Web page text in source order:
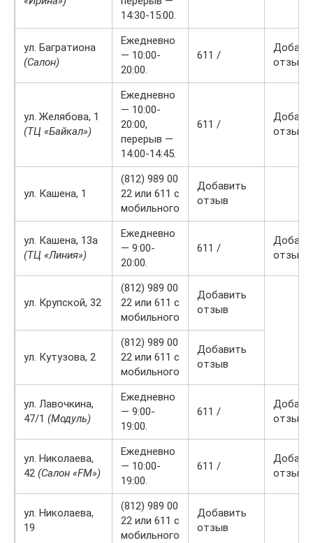
14:30-15:00.
ул. Багратиона
(Салон)
Ежедневно
— 10:00-
20:00.
611 /
отзыв
ул. Желябова, 1
(ТЦ «Байкал»)
Ежедневно
— 10:00-
20:00,
перерыв —
14:00-14:45.
611 /
отзыв
ул. Кашена, 1
(812) 989 00
22 или 611 с
мобильного
Добавить
отзыв
ул. Кашена, 13а
(ТЦ «Линия»)
Ежедневно
— 9:00-
20:00.
611 /
отзыв
ул. Крупской, 32
(812) 989 00
22 или 611 с
мобильного
Добавить
отзыв
ул. Кутузова, 2
(812) 989 00
22 или 611 с
мобильного
Добавить
отзыв
ул. Лавочкина,
47/1 (Модуль)
Ежедневно
— 9:00-
19:00.
611 /
отзыв
ул. Николаева,
42 (Салон «FM»)
Ежедневно
— 10:00-
19:00.
611 /
отзыв
ул. Николаева,
19
(812) 989 00
22 или 611 с
мобильного
Добавить
отзыв